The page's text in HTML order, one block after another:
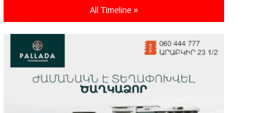
Unibank’s mobile application through
Warns About Cyberattacks Targeting
All Timeline »